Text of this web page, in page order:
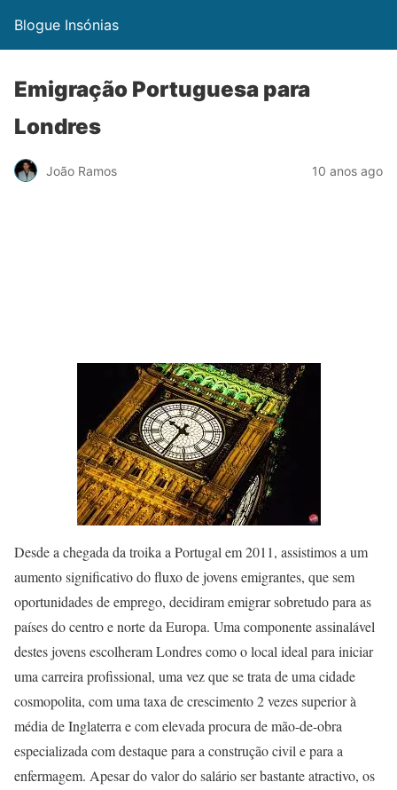
Blogue Insónias
Emigração Portuguesa para
Londres
João Ramos 10 anos ago
Desde a chegada da troika a Portugal em 2011, assistimos a um
aumento significativo do fluxo de jovens emigrantes, que sem
oportunidades de emprego, decidiram emigrar sobretudo para as
países do centro e norte da Europa. Uma componente assinalável
destes jovens escolheram Londres como o local ideal para iniciar
uma carreira profissional, uma vez que se trata de uma cidade
cosmopolita, com uma taxa de crescimento 2 vezes superior à
média de Inglaterra e com elevada procura de mão-de-obra
especializada com destaque para a construção civil e para a
enfermagem. Apesar do valor do salário ser bastante atractivo, os